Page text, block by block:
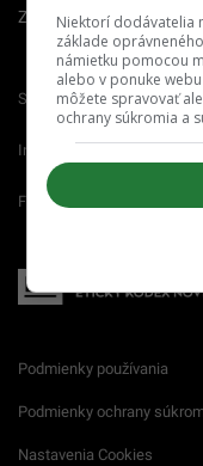
Zrušiť predplatné
Startitup.sk
Interez.sk
Femm.sk
Podmienky používania
Podmienky ochrany
Nastavenia Cookies
Niektorí dodávatelia
základe
námietku pomocou
alebo v ponuke
môžete spravovať
ochrany súkromia a